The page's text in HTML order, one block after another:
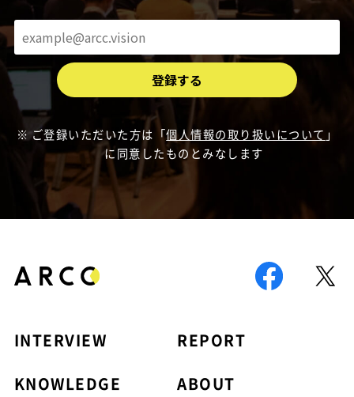
ご登録いただいた方は「個人情報の取り扱いについて 」
に同意したものとみなします
INTERVIEW
REPORT
KNOWLEDGE
ABOUT